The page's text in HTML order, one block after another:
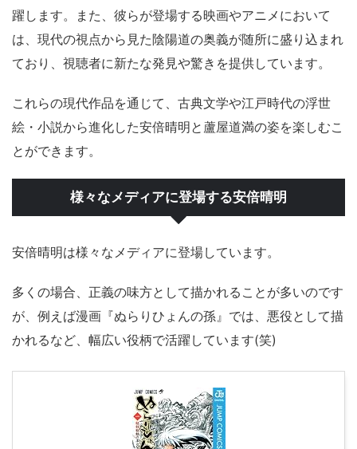
躍します。また、彼らが登場する映画やアニメにおいて
は、現代の視点から見た陰陽道の奥義が随所に盛り込まれ
ており、視聴者に新たな発見や驚きを提供しています。
これらの現代作品を通じて、古典文学や江戸時代の浮世
絵・小説から進化した安倍晴明と蘆屋道満の姿を楽しむこ
とができます。
様々なメディアに登場する安倍晴明
安倍晴明は様々なメディアに登場しています。
多くの場合、正義の味方として描かれることが多いのです
が、例えば漫画『ぬらりひょんの孫』では、悪役として描
かれるなど、幅広い役柄で活躍しています(笑)